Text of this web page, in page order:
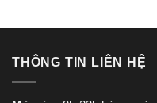
THÔNG TIN LIÊN HỆ